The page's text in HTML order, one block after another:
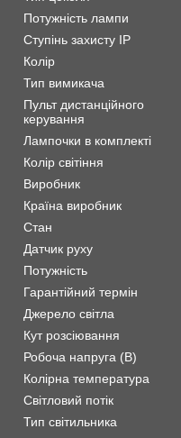
Потужність лампи
Ступінь захисту IP
Колір
Тип вимикача
Пульт дистанційного
керування
Лампочки в комплекті
Колір світіння
Виробник
Країна виробник
Стан
Датчик руху
Потужність
Гарантійний термін
Джерело світла
Кут розсіювання
Робоча напруга (В)
Колірна температура
Світловий потік
Тип світильника